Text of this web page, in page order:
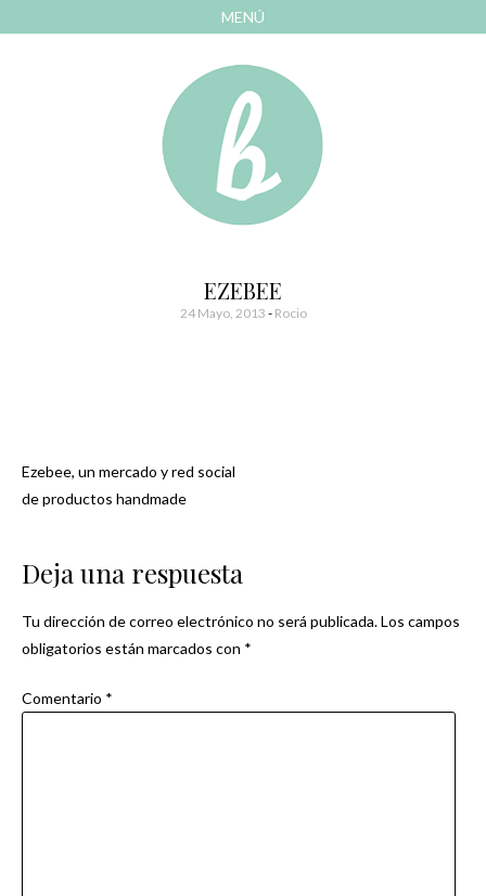
MENÚ
Bonitismos
EZEBEE
24 Mayo, 2013 - Rocio
Navegación
Ezebee, un mercado y red social
de productos handmade
Deja una respuesta
Tu dirección de correo electrónico no será publicada.Los campos
obligatorios están marcados con *
Comentario *